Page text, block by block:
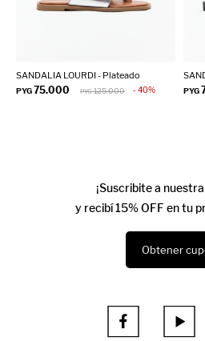
SANDALIA LOURDI - Plateado
PYG75.000 PYG 125.000 40 PYG
¡Suscribite a
y recibí 15% OFF en tu
Obtener
 